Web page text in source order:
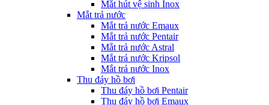
Mắt hút vệ sinh Inox
Mắt trả nước
Mắt trả nước Emaux
Mắt trả nước Pentair
Mắt trả nước Astral
Mắt trả nước Kripsol
Mắt trả nước Inox
Thu đáy hồ bơi
Thu đáy hồ bơi Pentair
Thu đáy hồ bơi Emaux